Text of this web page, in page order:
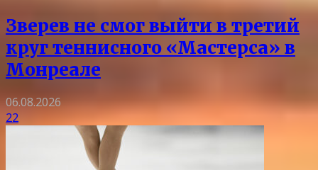
Зверев не смог выйти в третий
круг теннисного «Мастерса» в
Монреале
06.08.2026
22